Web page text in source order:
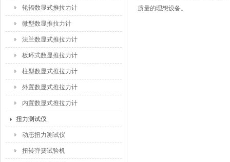
轮辐数显式推拉力计
微型数显推拉力计
法兰数显式推拉力计
板环式数显推拉力计
柱型数显式推拉力计
外置数显式推拉力计
内置数显式推拉力计
扭力测试仪
动态扭力测试仪
扭转弹簧试验机
质量的理想设备。